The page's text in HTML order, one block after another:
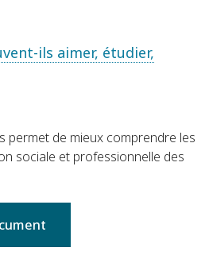
ils aimer, étudier,
permet de mieux comprendre les
sociale et professionnelle des